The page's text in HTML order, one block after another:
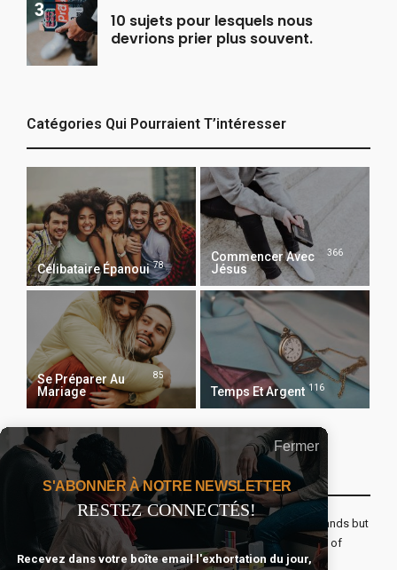
10 sujets pour lesquels nous
devrions prier plus souvent.
Catégories Qui Pourraient T’intéresser
Célibataire Épanoui 78
Commencer Avec
Jésus
366
Se Préparer Au
Mariage
85
Temps Et Argent 116
Recevoir Notre Newsletter Chaque Matin
The real voyage of discovery consists not in seeking new lands but
seeing with new eyes. All journeys have secret destinations of
which the traveler is unaware.
Fermer
S'ABONNER À NOTRE NEWSLETTER
RESTEZ CONNECTÉS!
Recevez dans votre boîte email l'exhortation du jour,